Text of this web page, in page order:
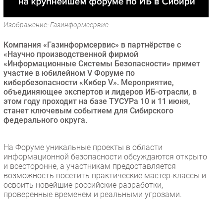
Безопасность
Инновации
Гаджеты
Здоровье
РАЗДЕЛЫ
Новости
Аналитика
Мероприятия
Проекты
IT класс
Тестовый стенд
Изображение: Газинформсервис
Компания «Газинформсервис» в партнёрстве с
«Научно производственной фирмой
«Информационные Системы Безопасности» примет
участие в юбилейном V Форуме по
кибербезопасности «Кибер V». Мероприятие,
объединяющее экспертов и лидеров ИБ-отрасли, в
этом году проходит на базе ТУСУРа 10 и 11 июня,
станет ключевым событием для Сибирского
федерального округа.
На Форуме уникальные проекты в области
информационной безопасности обсуждаются открыто
и всесторонне, а участникам предоставляется
возможность посетить практические мастер-классы и
освоить новейшие российские разработки,
проверенные временем и реальными угрозами.